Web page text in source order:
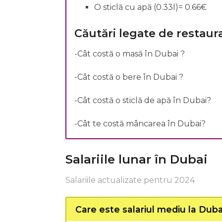
O sticlă cu apă (0.33l)= 0.66€
Căutări legate de
-Cât costă o masă în Dubai ?
-Cât costă o bere în Dubai ?
-Cât costă o sticlă de apă în Dubai?
-Cât te costă mâncarea în Dubai?
Salariile lunar în Dubai
Salariile actualizate pentru 2024
Care este salariul mediu la